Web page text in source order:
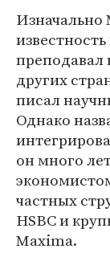
Изначально
преподавал
других
писал
Однако
он много
частных
HSBC и
Maxima.